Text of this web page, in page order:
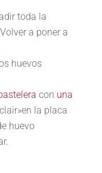
toda la
a poner a
huevos
con una
la placa
huevo